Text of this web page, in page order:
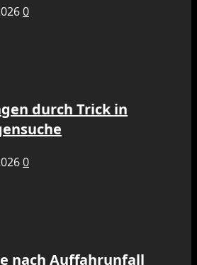
0
durch Trick in
0
nach Auffahrunfall